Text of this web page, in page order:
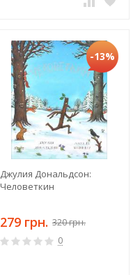
-13%
Джулия Дональдсон:
Человеткин
279 грн. 320 грн.
0